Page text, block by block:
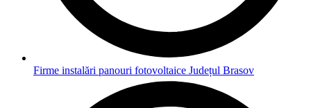
Firme instalări panouri fotovoltaice Județul Brasov